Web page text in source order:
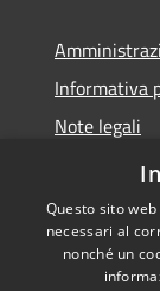
Informativa
Note legali
Questo sito
necessari al
nonché un